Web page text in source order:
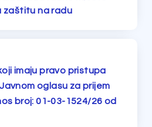
zaštitu na radu
imaju pravo pristupa
oglasu za prijem
broj: 01-03-1524/26 od